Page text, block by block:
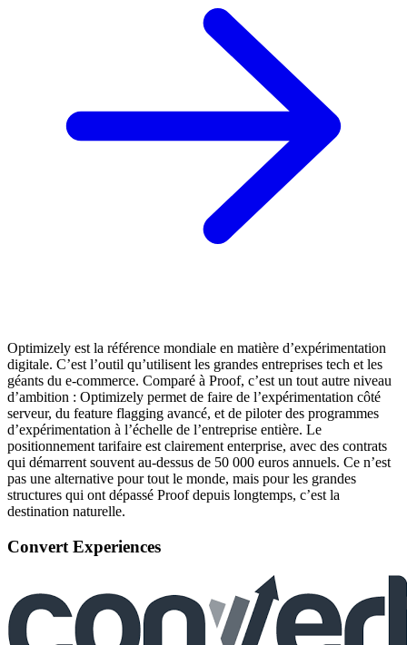
Optimizely est la référence mondiale en matière d’expérimentation
digitale. C’est l’outil qu’utilisent les grandes entreprises tech et les
géants du e-commerce. Comparé à Proof, c’est un tout autre niveau
d’ambition : Optimizely permet de faire de l’expérimentation côté
serveur, du feature flagging avancé, et de piloter des programmes
d’expérimentation à l’échelle de l’entreprise entière. Le
positionnement tarifaire est clairement enterprise, avec des contrats
qui démarrent souvent au-dessus de 50 000 euros annuels. Ce n’est
pas une alternative pour tout le monde, mais pour les grandes
structures qui ont dépassé Proof depuis longtemps, c’est la
destination naturelle.
Convert Experiences